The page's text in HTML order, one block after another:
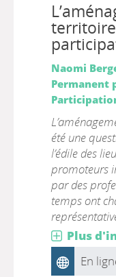
territoire
Naomi
Permanent
été une
l’édile des
promoteurs
par des
temps ont
Plus
En